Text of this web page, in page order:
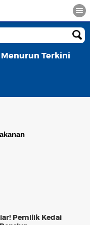
Terkini
Pemilik Kedai